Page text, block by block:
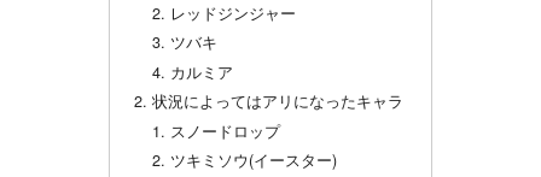
レッドジンジャー
ツバキ
カルミア
状況によってはアリになったキャラ
スノードロップ
ツキミソウ(イースター)